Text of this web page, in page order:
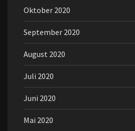
Oktober 2020
September 2020
August 2020
Juli 2020
Juni 2020
Mai 2020